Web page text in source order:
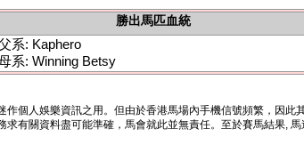
勝出馬匹血統
系: Kaphero
系: Winning Betsy
作個人娛樂資訊之用。但由於香港馬場內手機信號頻繁，因此
有關資料盡可能準確，馬會就此並無責任。至於賽馬結果, 馬